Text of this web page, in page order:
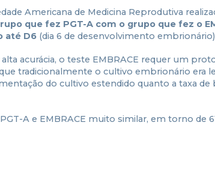
Americana de Medicina Reprodutiva
que fez PGT-A com o grupo que fez o
até D6 (dia 6 de desenvolvimento
acurácia, o teste EMBRACE requer um
tradicionalmente o cultivo embrionário era
do cultivo estendido quanto a taxa de
A e EMBRACE muito similar, em torno de